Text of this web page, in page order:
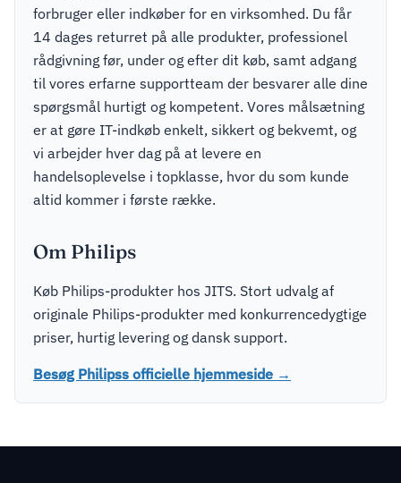
forbruger eller indkøber for en virksomhed. Du får
14 dages returret på alle produkter, professionel
rådgivning før, under og efter dit køb, samt adgang
til vores erfarne supportteam der besvarer alle dine
spørgsmål hurtigt og kompetent. Vores målsætning
er at gøre IT-indkøb enkelt, sikkert og bekvemt, og
vi arbejder hver dag på at levere en
handelsoplevelse i topklasse, hvor du som kunde
altid kommer i første række.
Om Philips
Køb Philips-produkter hos JITS. Stort udvalg af
originale Philips-produkter med konkurrencedygtige
priser, hurtig levering og dansk support.
Besøg Philipss officielle hjemmeside →